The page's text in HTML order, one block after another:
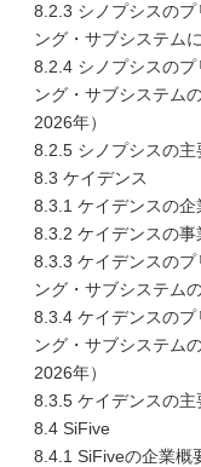
8.2.3 シノプシスのプ
ング・サブシステム
8.2.4 シノプシスのプ
ング・サブシステム
2026年）
8.2.5 シノプシスの
8.3 ケイデンス
8.3.1 ケイデンスの企
8.3.2 ケイデンスの事
8.3.3 ケイデンスのプ
ング・サブシステム
8.3.4 ケイデンスのプ
ング・サブシステム
2026年）
8.3.5 ケイデンスの
8.4 SiFive
8.4.1 SiFiveの企業概